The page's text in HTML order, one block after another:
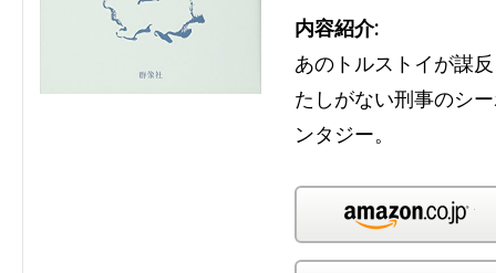
内容紹介:
あのトルストイが謀
たしがない刑事のシ
ンタジー。